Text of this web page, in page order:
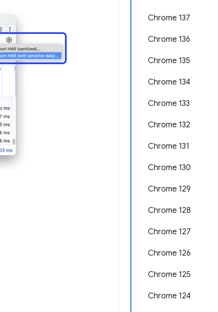
Chrome 137
Chrome 136
Chrome 135
Chrome 134
Chrome 133
Chrome 132
Chrome 131
Chrome 130
Chrome 129
Chrome 128
Chrome 127
Chrome 126
Chrome 125
Chrome 124